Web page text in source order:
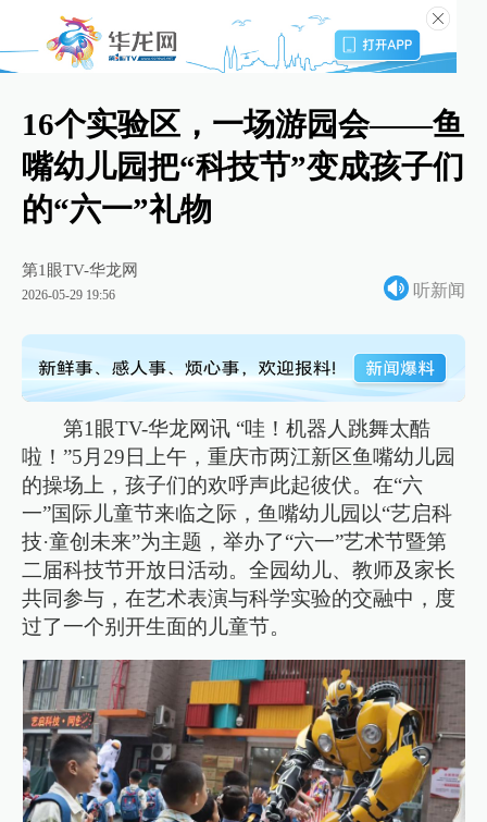
16个实验区，一场游园会——鱼
嘴幼儿园把“科技节”变成孩子们
的“六一”礼物
第1眼TV-华龙网
2026-05-29 19:56 听新闻
第1眼TV-华龙网讯 “哇！机器人跳舞太酷
啦！”5月29日上午，重庆市两江新区鱼嘴幼儿园
的操场上，孩子们的欢呼声此起彼伏。在“六
一”国际儿童节来临之际，鱼嘴幼儿园以“艺启科
技·童创未来”为主题，举办了“六一”艺术节暨第
二届科技节开放日活动。全园幼儿、教师及家长
共同参与，在艺术表演与科学实验的交融中，度
过了一个别开生面的儿童节。